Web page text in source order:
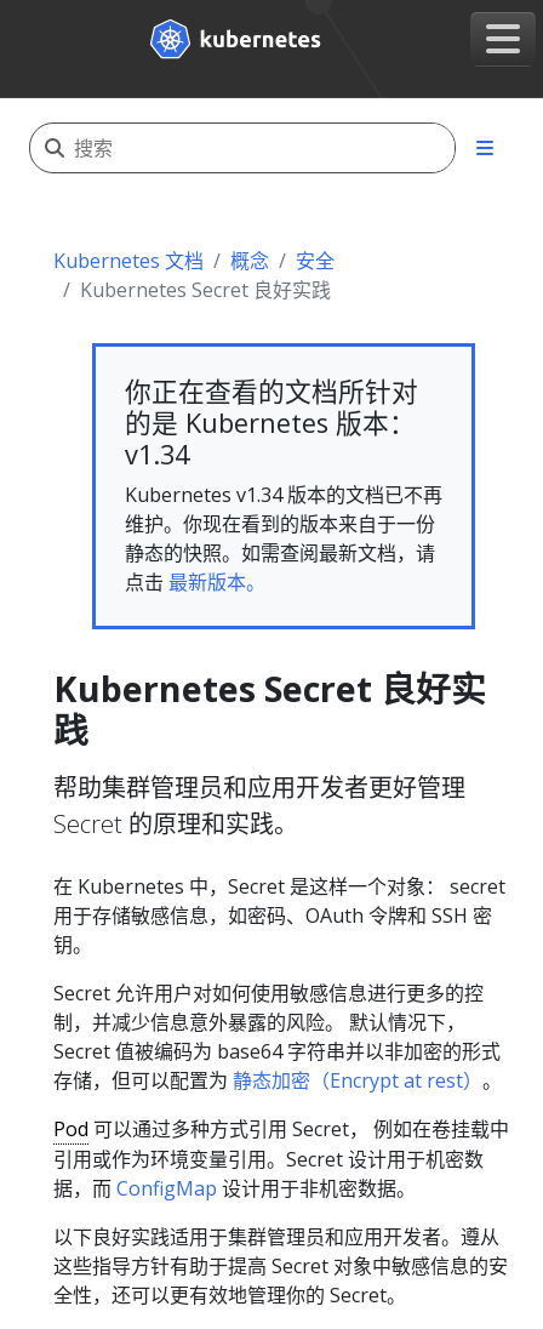
Kubernetes 文档 概念
安全
Kubernetes Secret 良好实践
你正在查看的文档所针对
的是 Kubernetes 版本：
v1.34
Kubernetes v1.34 版本的文档已不再
维护。你现在看到的版本来自于一份
静态的快照。如需查阅最新文档，请
点击 最新版本。
Kubernetes Secret 良好实
践
帮助集群管理员和应用开发者更好管理
Secret 的原理和实践。
在 Kubernetes 中，Secret 是这样一个对象： secret
用于存储敏感信息，如密码、OAuth 令牌和 SSH 密
钥。
Secret 允许用户对如何使用敏感信息进行更多的控
制，并减少信息意外暴露的风险。 默认情况下，
Secret 值被编码为 base64 字符串并以非加密的形式
存储，但可以配置为 静态加密（Encrypt at rest） 。
Pod 可以通过多种方式引用 Secret， 例如在卷挂载中
引用或作为环境变量引用。Secret 设计用于机密数
据，而ConfigMap 设计用于非机密数据。
以下良好实践适用于集群管理员和应用开发者。遵从
这些指导方针有助于提高 Secret 对象中敏感信息的安
全性，还可以更有效地管理你的 Secret。